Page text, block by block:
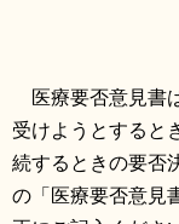
リンク集
RSS
サイトについて
医療要否意見書
受けようとすると
続するときの要否
の「医療要否意見